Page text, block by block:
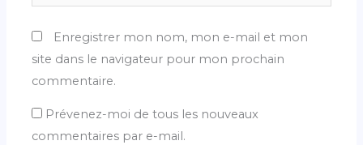
Enregistrer mon nom, mon e-mail et mon
site dans le navigateur pour mon prochain
commentaire.
Prévenez-moi de tous les nouveaux
commentaires par e-mail.